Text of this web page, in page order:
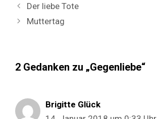
Der liebe Tote
Muttertag
2 Gedanken zu „Gegenliebe“
Brigitte Glück